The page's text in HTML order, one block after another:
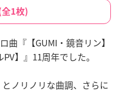
全1枚)
曲『【GUMI・鏡音リン】
】』11周年でした。
ノリノリな曲調、さらに